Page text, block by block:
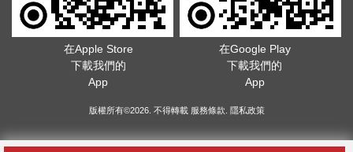
在Apple Store
下載我們的
App
在Google Play
下載我們的
App
版權所有©2026. 不得轉載 服務條款 隱私政策